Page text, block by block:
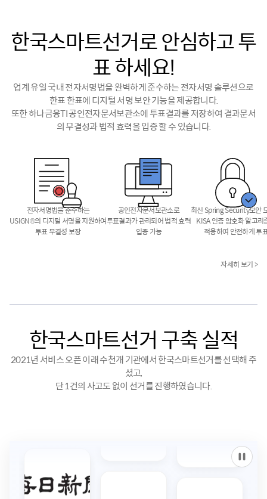
한국스마트선거로 안심하고 투
표 하세요!
업계 유일 국내 전자서명법을 완벽하게 준수하는 전자서명 솔루션으로
한표 한표에 디지털 서명 보안 기능을 제공합니다.
또한 하나금융TI 공인전자문서보관소에 투표결과를 저장하여 결과문서
의 무결성과 법적 효력을 입증 할 수 있습니다.
전자서명법을 준수하는
USIGN®의 디지털 서명을 지원하여
투표 무결성 보장
공인전자문서보관소로
투표결과가 관리되어 법적 효력
입증 가능
최신 Spring Security보안
KISA 인증 암호화 알고리
적용하여 안전하게 투
자세히 보기 >
한국스마트선거 구축 실적
2021년 서비스 오픈 이래 수천개 기관에서 한국스마트선거를 선택해 주
셨고,
단 1건의 사고도 없이 선거를 진행하였습니다.